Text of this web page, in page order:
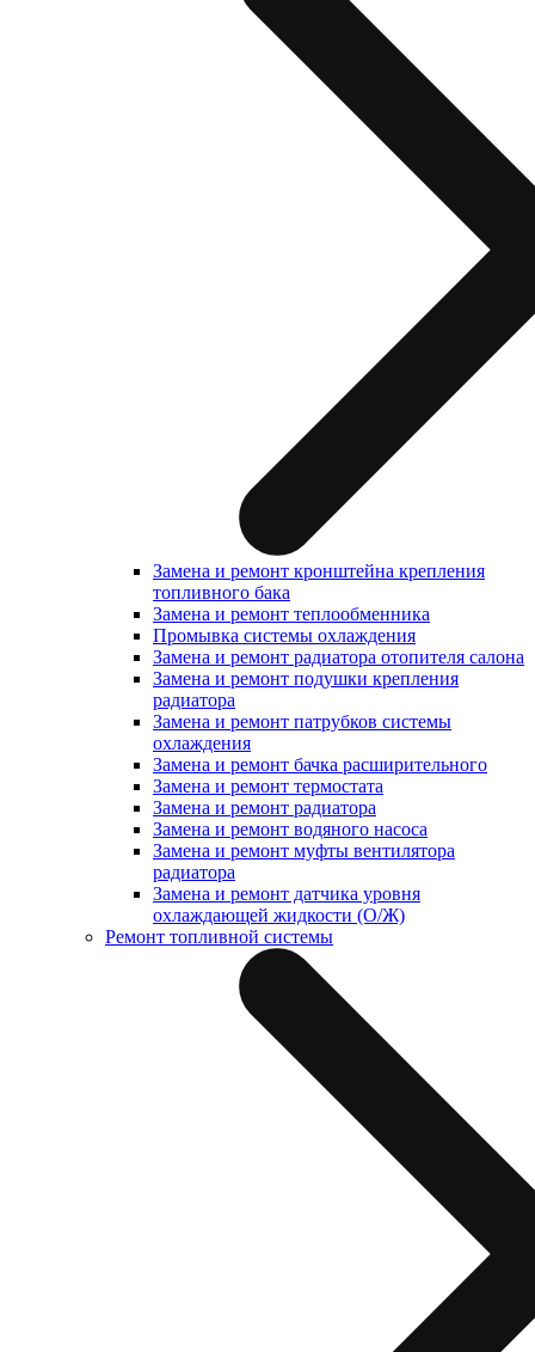
Замена и ремонт кронштейна крепления
топливного бака
Замена и ремонт теплообменника
Промывка системы охлаждения
Замена и ремонт радиатора отопителя салона
Замена и ремонт подушки крепления
радиатора
Замена и ремонт патрубков системы
охлаждения
Замена и ремонт бачка расширительного
Замена и ремонт термостата
Замена и ремонт радиатора
Замена и ремонт водяного насоса
Замена и ремонт муфты вентилятора
радиатора
Замена и ремонт датчика уровня
охлаждающей жидкости (О/Ж)
Ремонт топливной системы